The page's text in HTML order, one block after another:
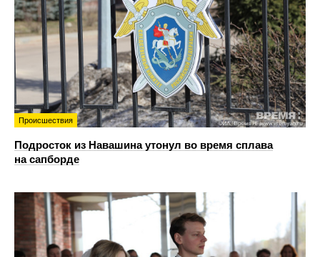
Происшествия
Подросток из Навашина утонул во время сплава
на сапборде